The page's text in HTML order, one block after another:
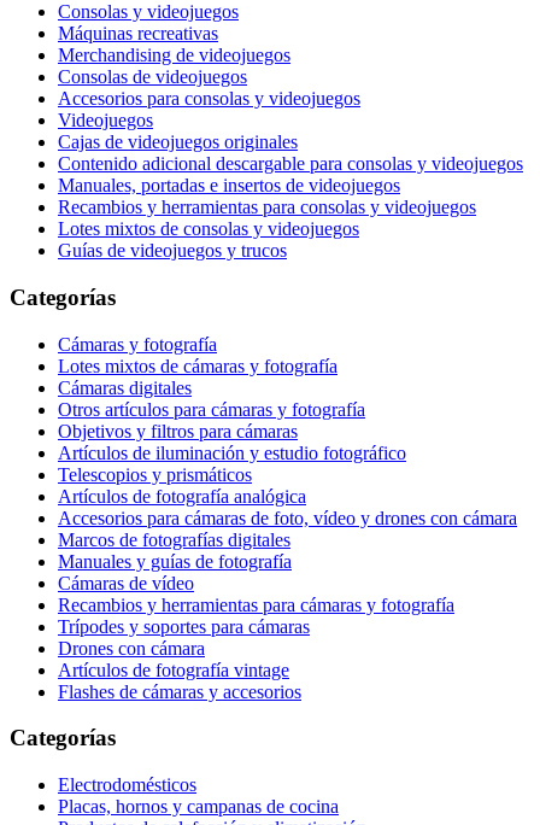
Consolas y videojuegos
Máquinas recreativas
Merchandising de videojuegos
Consolas de videojuegos
Accesorios para consolas y videojuegos
Videojuegos
Cajas de videojuegos originales
Contenido adicional descargable para consolas y videojuegos
Manuales, portadas e insertos de videojuegos
Recambios y herramientas para consolas y videojuegos
Lotes mixtos de consolas y videojuegos
Guías de videojuegos y trucos
Categorías
Cámaras y fotografía
Lotes mixtos de cámaras y fotografía
Cámaras digitales
Otros artículos para cámaras y fotografía
Objetivos y filtros para cámaras
Artículos de iluminación y estudio fotográfico
Telescopios y prismáticos
Artículos de fotografía analógica
Accesorios para cámaras de foto, vídeo y drones con cámara
Marcos de fotografías digitales
Manuales y guías de fotografía
Cámaras de vídeo
Recambios y herramientas para cámaras y fotografía
Trípodes y soportes para cámaras
Drones con cámara
Artículos de fotografía vintage
Flashes de cámaras y accesorios
Categorías
Electrodomésticos
Placas, hornos y campanas de cocina